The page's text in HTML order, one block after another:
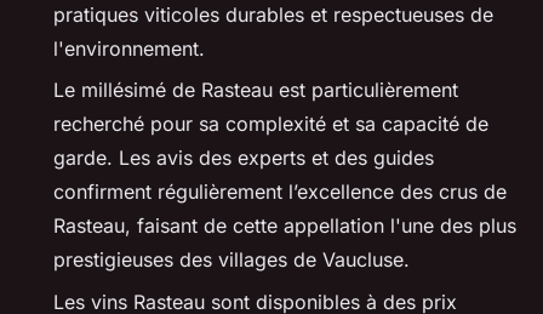
pratiques viticoles durables et respectueuses de
l'environnement.
Le millésimé de Rasteau est particulièrement
recherché pour sa complexité et sa capacité de
garde. Les avis des experts et des guides
confirment régulièrement l’excellence des crus de
Rasteau, faisant de cette appellation l'une des plus
prestigieuses des villages de Vaucluse.
Les vins Rasteau sont disponibles à des prix